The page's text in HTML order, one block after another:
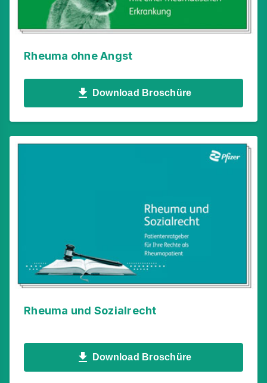
Rheuma ohne Angst
Download Broschüre
Rheuma und Sozialrecht
Download Broschüre